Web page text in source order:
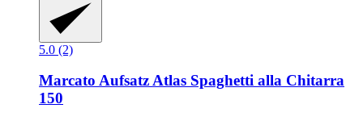
5.0 (2)
Marcato Aufsatz Atlas Spaghetti alla Chitarra
150